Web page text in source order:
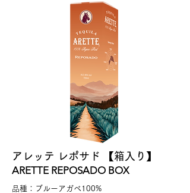
アレッテ レポサド 【箱入り】
ARETTE REPOSADO BOX
品種：ブルーアガベ100%